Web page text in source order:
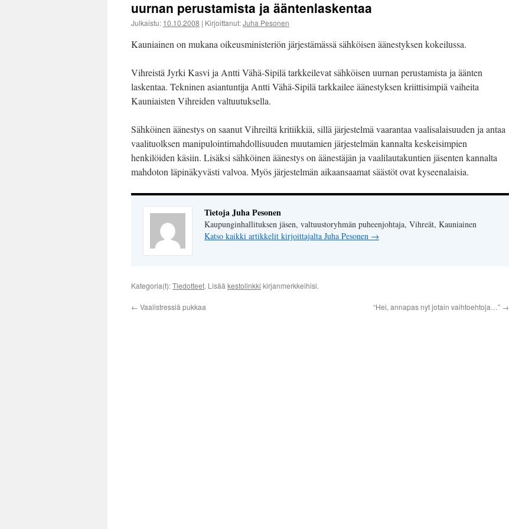
uurnan perustamista ja ääntenlaskentaa
Julkaistu: 10.10.2008 | Kirjoittanut:Juha Pesonen
Kauniainen on mukana oikeusministeriön järjestämässä sähköisen äänestyksen kokeilussa.
Vihreistä Jyrki Kasvi ja Antti Vähä-Sipilä tarkkeilevat sähköisen uurnan perustamista ja äänten
laskentaa. Tekninen asiantuntija Antti Vähä-Sipilä tarkkailee äänestyksen kriittisimpiä vaiheita
Kauniaisten Vihreiden valtuutuksella.
Sähköinen äänestys on saanut Vihreiltä kritiikkiä, sillä järjestelmä vaarantaa vaalisalaisuuden ja antaa
vaalituolksen manipulointimahdollisuuden muutamien järjestelmän kannalta keskeisimpien
henkilöiden käsiin. Lisäksi sähköinen äänestys on äänestäjän ja vaalilautakuntien jäsenten kannalta
mahdoton läpinäkyvästi valvoa. Myös järjestelmän aikaansaamat säästöt ovat kyseenalaisia.
Tietoja Juha Pesonen
Kaupunginhallituksen jäsen, valtuustoryhmän puheenjohtaja, Vihreät, Kauniainen
Katso kaikki artikkelit kirjoittajalta Juha Pesonen →
Kategoria(t):Tiedotteet. Lisää kestolinkki kirjanmerkkeihisi.
← Vaalistressiä pukkaa “Hei, annapas nyt jotain vaihtoehtoja…” →